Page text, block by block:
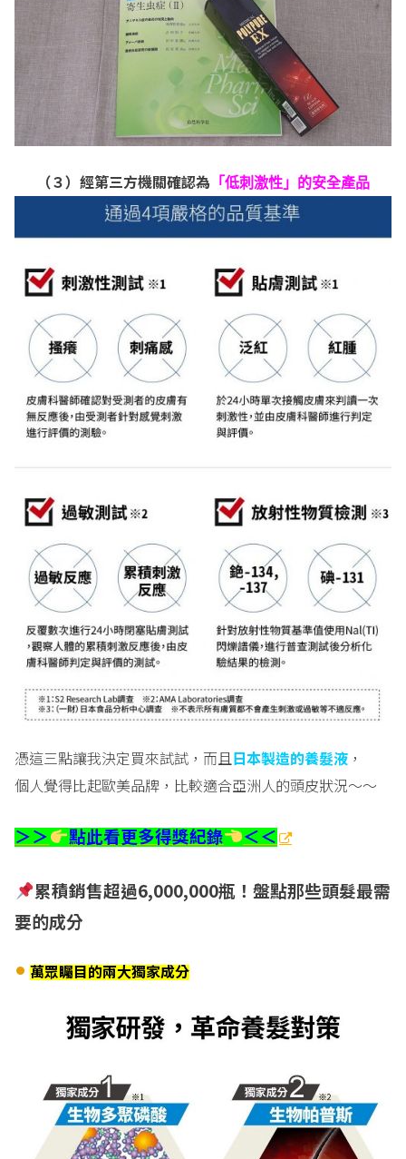
（３）經第三方機關確認為 「低刺激性」的安全產品
憑這三點讓我決定買來試試，而且日本製造的養髮液 ，
個人覺得比起歐美品牌，比較適合亞洲人的頭皮狀況～～
＞＞ 點此看更多得獎紀錄 ＜＜
累積銷售超過6,000,000瓶！盤點那些頭髮最需
要的成分
萬眾矚目的兩大獨家成分